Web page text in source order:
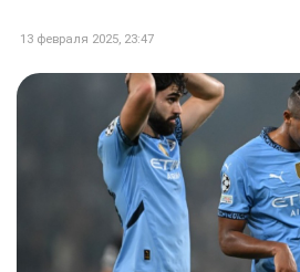
13 февраля 2025, 23:47